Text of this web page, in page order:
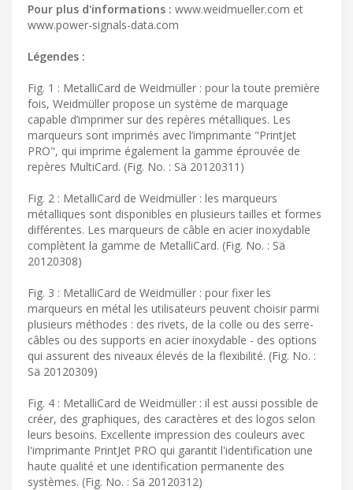
Pour plus d'informations : www.weidmueller.com et
www.power-signals-data.com
Légendes :
Fig. 1 : MetalliCard de Weidmüller : pour la toute première
fois, Weidmüller propose un système de marquage
capable d’imprimer sur des repères métalliques. Les
marqueurs sont imprimés avec l’imprimante "PrintJet
PRO", qui imprime également la gamme éprouvée de
repères MultiCard. (Fig. No. : Sä 20120311)
Fig. 2 : MetalliCard de Weidmüller : les marqueurs
métalliques sont disponibles en plusieurs tailles et formes
différentes. Les marqueurs de câble en acier inoxydable
complètent la gamme de MetalliCard. (Fig. No. : Sä
20120308)
Fig. 3 : MetalliCard de Weidmüller : pour fixer les
marqueurs en métal les utilisateurs peuvent choisir parmi
plusieurs méthodes : des rivets, de la colle ou des serre-
câbles ou des supports en acier inoxydable - des options
qui assurent des niveaux élevés de la flexibilité. (Fig. No. :
Sä 20120309)
Fig. 4 : MetalliCard de Weidmüller : il est aussi possible de
créer, des graphiques, des caractères et des logos selon
leurs besoins. Excellente impression des couleurs avec
l'imprimante PrintJet PRO qui garantit l'identification une
haute qualité et une identification permanente des
systèmes. (Fig. No. : Sä 20120312)